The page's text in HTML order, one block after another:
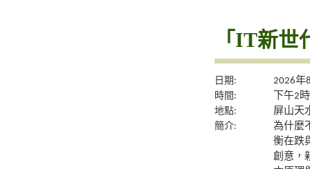
「IT新
日期:
2026年
時間:
下午2
地點:
屏山天
簡介:
為什麼
衡在跌
創意，